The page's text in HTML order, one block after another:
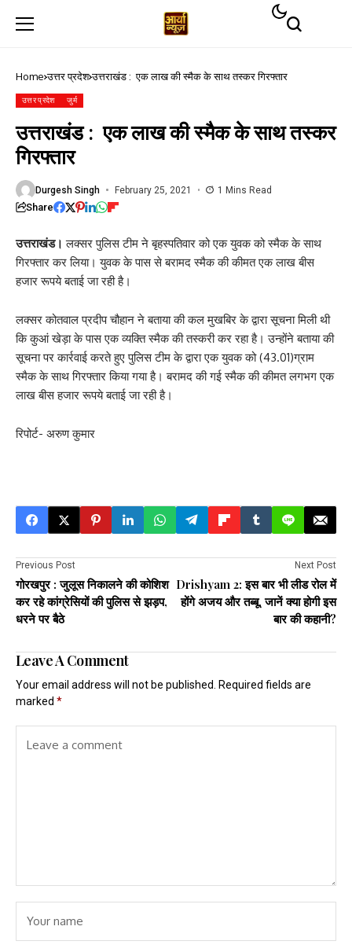
Home उत्तर प्रदेश उत्तराखंड : एक लाख की स्मैक के साथ तस्कर गिरफ्तार
उत्तर प्रदेश जुर्म
उत्तराखंड : एक लाख की स्मैक के साथ तस्कर
गिरफ्तार
Durgesh Singh February 25, 2021 1 Mins Read
Share
उत्तराखंड। लक्सर पुलिस टीम ने बृहस्पतिवार को एक युवक को स्मैक के साथ
गिरफ्तार कर लिया। युवक के पास से बरामद स्मैक की कीमत एक लाख बीस
हजार रूपये बताई जा रही है।
लक्सर कोतवाल प्रदीप चौहान ने बताया की कल मुखबिर के द्वारा सूचना मिली थी
कि कुआं खेड़ा के पास एक व्यक्ति स्मैक की तस्करी कर रहा है। उन्होंने बताया की
सूचना पर कार्रवाई करते हुए पुलिस टीम के द्वारा एक युवक को (43.01)ग्राम
स्मैक के साथ गिरफ्तार किया गया है। बरामद की गई स्मैक की कीमत लगभग एक
लाख बीस हजार रूपये बताई जा रही है।
रिपोर्ट- अरुण कुमार
Previous Post
गोरखपुर : जुलूस निकालने की कोशिश
कर रहे कांग्रेसियों की पुलिस से झड़प,
धरने पर बैठे
Next Post
Drishyam 2: इस बार भी लीड रोल में
होंगे अजय और तब्बू, जानें क्या होगी इस
बार की कहानी?
Leave A Comment
Your email address will not be published.
Required fields are
marked *